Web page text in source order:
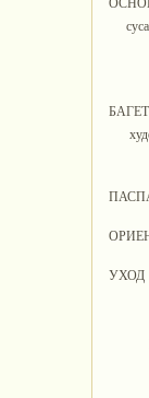
БАГЕТ
УХОД